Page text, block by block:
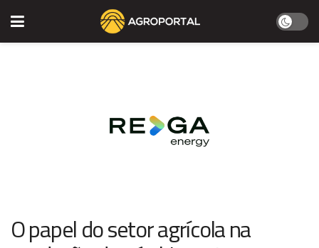
O papel do setor agrícola na